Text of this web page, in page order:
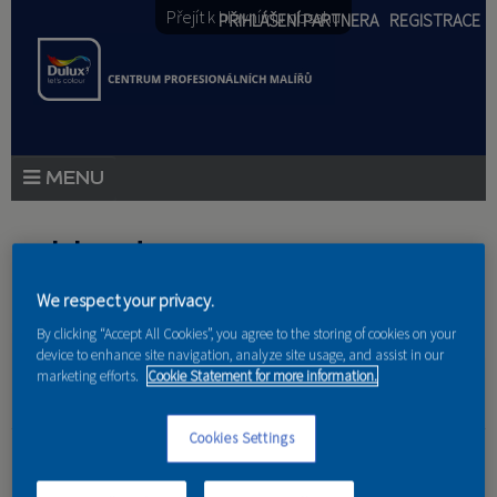
Přejít k hlavnímu obsahu
PŘIHLÁŠENÍ PARTNERA REGISTRACE
PORADENSTVÍ
AKCE A NOVINKY
PARTNEŘI
Jste zde
Domů»Partneri
SCCE s.r.o.
We respect your privacy.
By clicking “Accept All Cookies”, you agree to the storing of cookies on your
device to enhance site navigation, analyze site usage, and assist in our
marketing efforts. Cookie Statement for more information.
Cookies Settings